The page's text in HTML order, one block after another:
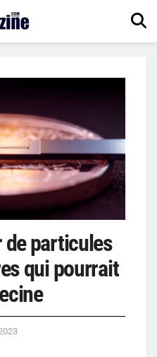
de particules
qui pourrait